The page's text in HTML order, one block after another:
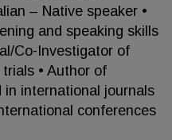
– Native speaker •
and speaking skills
Co-Investigator of
• Author of
international journals
conferences